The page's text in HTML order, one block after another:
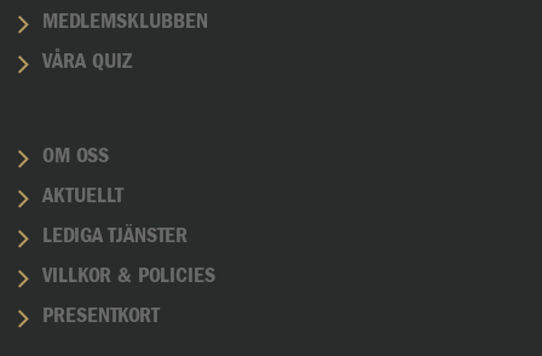
MEDLEMSKLUBBEN
VÅRA QUIZ
OM OSS
AKTUELLT
LEDIGA TJÄNSTER
VILLKOR & POLICIES
PRESENTKORT